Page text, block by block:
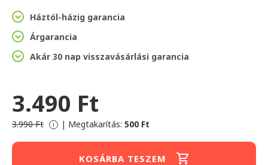
Háztól-házig garancia
Árgarancia
Akár 30 nap visszavásárlási garancia
3.490 Ft
3.990 Ft i | Megtakarítás: 500 Ft
KOSÁRBA TESZEM